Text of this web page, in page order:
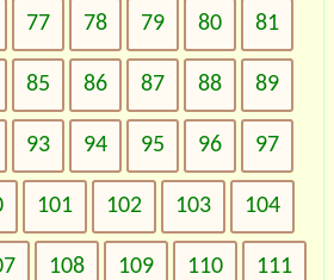
77 78 79 80 81
85 86 87 88 89
93 94 95 96 97
101 102 103 104
108 109 110 111